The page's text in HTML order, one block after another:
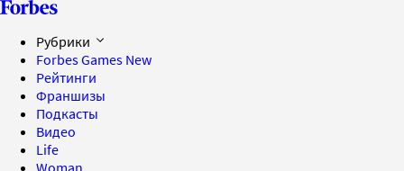
Рубрики
Forbes Games New
Рейтинги
Франшизы
Подкасты
Видео
Life
Woman